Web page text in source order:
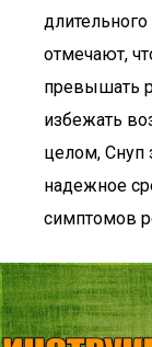
отмечают,
превышать
избежать
целом, Снуп
надежное
симптомов